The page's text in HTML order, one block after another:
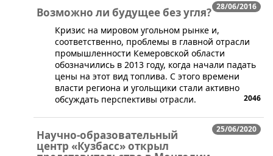
28/06/2016
Возможно ли будущее без угля?
​Кризис на мировом угольном рынке и,
соответственно, проблемы в главной отрасли
промышленности Кемеровской области
обозначились в 2013 году, когда начали падать
цены на этот вид топлива. С этого времени
власти региона и угольщики стали активно
обсуждать перспективы отрасли.
2046
25/06/2020
Научно-образовательный
центр «Кузбасс» открыл